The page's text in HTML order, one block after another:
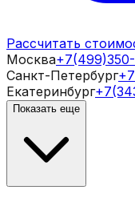
Рассчитать
Москва
Санкт-Петербург
Екатеринбург
Показать еще